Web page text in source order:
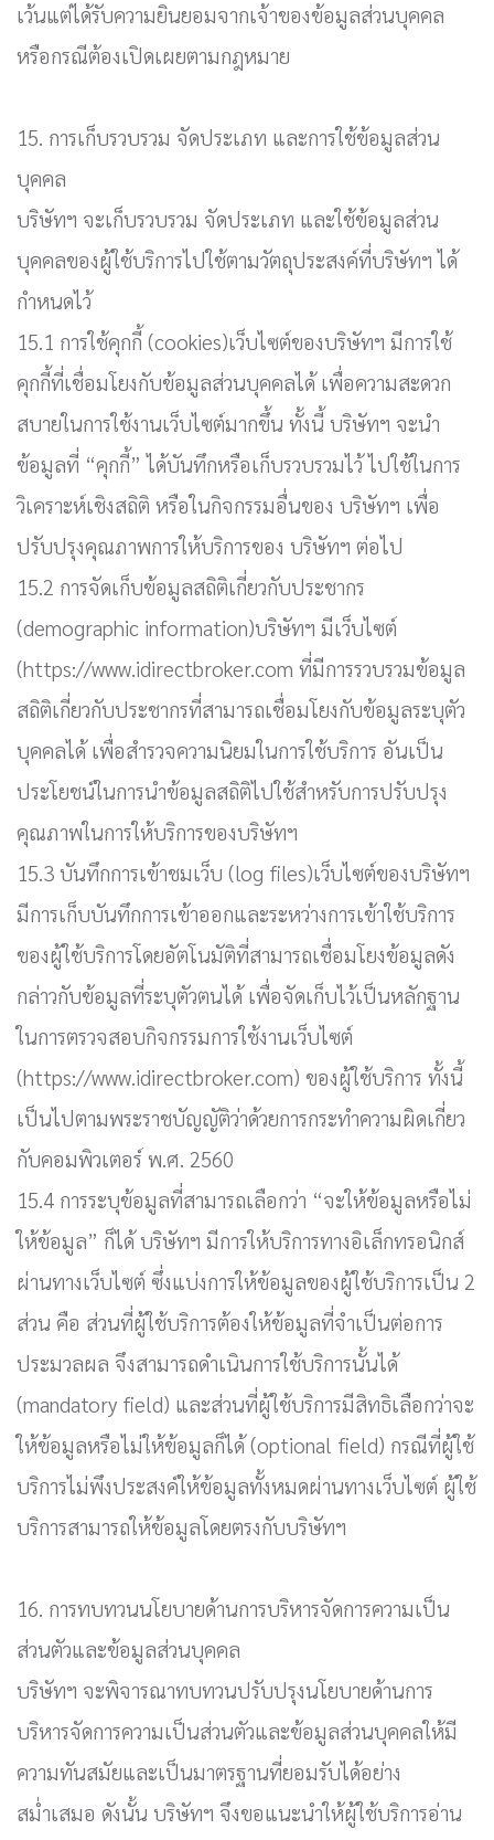
เว้นแต่ได้รับความยินยอมจากเจ้าของข้อมูลส่วนบุคคล
หรือกรณีต้องเปิดเผยตามกฎหมาย
15. การเก็บรวบรวม จัดประเภท และการใช้ข้อมูลส่วน
บุคคล
บริษัทฯ จะเก็บรวบรวม จัดประเภท และใช้ข้อมูลส่วน
บุคคลของผู้ใช้บริการไปใช้ตามวัตถุประสงค์ที่บริษัทฯ ได้
กำหนดไว้
15.1 การใช้คุกกี้ (cookies)เว็บไซต์ของบริษัทฯ มีการใช้
คุกกี้ที่เชื่อมโยงกับข้อมูลส่วนบุคคลได้ เพื่อความสะดวก
สบายในการใช้งานเว็บไซต์มากขึ้น ทั้งนี้ บริษัทฯ จะนำ
ข้อมูลที่ “คุกกี้” ได้บันทึกหรือเก็บรวบรวมไว้ ไปใช้ในการ
วิเคราะห์เชิงสถิติ หรือในกิจกรรมอื่นของ บริษัทฯ เพื่อ
ปรับปรุงคุณภาพการให้บริการของ บริษัทฯ ต่อไป
15.2 การจัดเก็บข้อมูลสถิติเกี่ยวกับประชากร
(demographic information)บริษัทฯ มีเว็บไซต์
(https://www.idirectbroker.com ที่มีการรวบรวมข้อมูล
สถิติเกี่ยวกับประชากรที่สามารถเชื่อมโยงกับข้อมูลระบุตัว
บุคคลได้ เพื่อสำรวจความนิยมในการใช้บริการ อันเป็น
ประโยชน์ในการนำข้อมูลสถิติไปใช้สำหรับการปรับปรุง
คุณภาพในการให้บริการของบริษัทฯ
15.3 บันทึกการเข้าชมเว็บ (log files)เว็บไซต์ของบริษัทฯ
มีการเก็บบันทึกการเข้าออกและระหว่างการเข้าใช้บริการ
ของผู้ใช้บริการโดยอัตโนมัติที่สามารถเชื่อมโยงข้อมูลดัง
กล่าวกับข้อมูลที่ระบุตัวตนได้ เพื่อจัดเก็บไว้เป็นหลักฐาน
ในการตรวจสอบกิจกรรมการใช้งานเว็บไซต์
(https://www.idirectbroker.com) ของผู้ใช้บริการ ทั้งนี้
เป็นไปตามพระราชบัญญัติว่าด้วยการกระทำความผิดเกี่ยว
กับคอมพิวเตอร์ พ.ศ. 2560
15.4 การระบุข้อมูลที่สามารถเลือกว่า “จะให้ข้อมูลหรือไม่
ให้ข้อมูล” ก็ได้ บริษัทฯ มีการให้บริการทางอิเล็กทรอนิกส์
ผ่านทางเว็บไซต์ ซึ่งแบ่งการให้ข้อมูลของผู้ใช้บริการเป็น 2
ส่วน คือ ส่วนที่ผู้ใช้บริการต้องให้ข้อมูลที่จำเป็นต่อการ
ประมวลผล จึงสามารถดำเนินการใช้บริการนั้นได้
(mandatory field) และส่วนที่ผู้ใช้บริการมีสิทธิเลือกว่าจะ
ให้ข้อมูลหรือไม่ให้ข้อมูลก็ได้ (optional field) กรณีที่ผู้ใช้
บริการไม่พึงประสงค์ให้ข้อมูลทั้งหมดผ่านทางเว็บไซต์ ผู้ใช้
บริการสามารถให้ข้อมูลโดยตรงกับบริษัทฯ
16. การทบทวนนโยบายด้านการบริหารจัดการความเป็น
ส่วนตัวและข้อมูลส่วนบุคคล
บริษัทฯ จะพิจารณาทบทวนปรับปรุงนโยบายด้านการ
บริหารจัดการความเป็นส่วนตัวและข้อมูลส่วนบุคคลให้มี
ความทันสมัยและเป็นมาตรฐานที่ยอมรับได้อย่าง
สม่ำเสมอ ดังนั้น บริษัทฯ จึงขอแนะนำให้ผู้ใช้บริการอ่าน